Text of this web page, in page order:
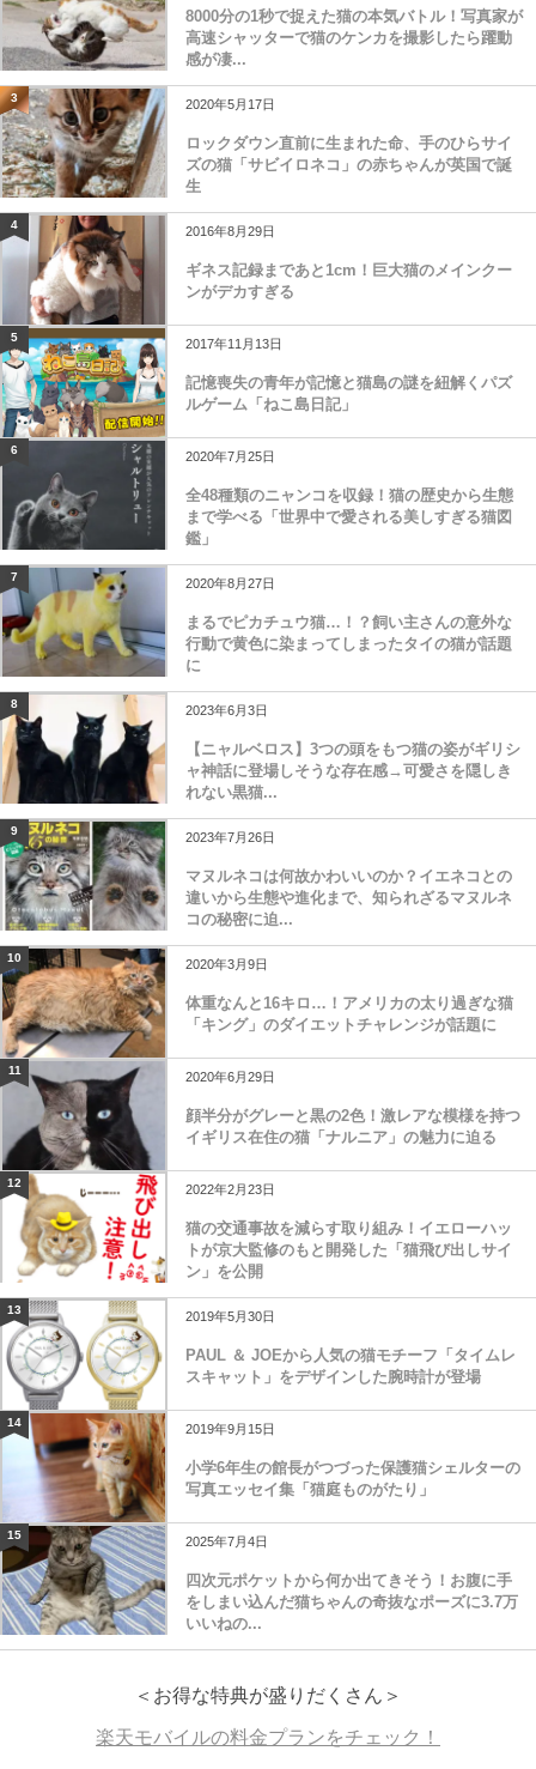
8000分の1秒で捉えた猫の本気バトル！写真家が
高速シャッターで猫のケンカを撮影したら躍動
感が凄...
3 2020年5月17日
ロックダウン直前に生まれた命、手のひらサイ
ズの猫「サビイロネコ」の赤ちゃんが英国で誕
生
4 2016年8月29日
ギネス記録まであと1cm！巨大猫のメインクー
ンがデカすぎる
5 2017年11月13日
記憶喪失の青年が記憶と猫島の謎を紐解くパズ
ルゲーム「ねこ島日記」
6 2020年7月25日
全48種類のニャンコを収録！猫の歴史から生態
まで学べる「世界中で愛される美しすぎる猫図
鑑」
7 2020年8月27日
まるでピカチュウ猫…！？飼い主さんの意外な
行動で黄色に染まってしまったタイの猫が話題
に
8 2023年6月3日
【ニャルベロス】3つの頭をもつ猫の姿がギリシ
ャ神話に登場しそうな存在感→可愛さを隠しき
れない黒猫...
9 2023年7月26日
マヌルネコは何故かわいいのか？イエネコとの
違いから生態や進化まで、知られざるマヌルネ
コの秘密に迫...
10 2020年3月9日
体重なんと16キロ…！アメリカの太り過ぎな猫
「キング」のダイエットチャレンジが話題に
11 2020年6月29日
顔半分がグレーと黒の2色！激レアな模様を持つ
イギリス在住の猫「ナルニア」の魅力に迫る
12 2022年2月23日
猫の交通事故を減らす取り組み！イエローハッ
トが京大監修のもと開発した「猫飛び出しサイ
ン」を公開
13 2019年5月30日
PAUL ＆ JOEから人気の猫モチーフ「タイムレ
スキャット」をデザインした腕時計が登場
14 2019年9月15日
小学6年生の館長がつづった保護猫シェルターの
写真エッセイ集「猫庭ものがたり」
15 2025年7月4日
四次元ポケットから何か出てきそう！お腹に手
をしまい込んだ猫ちゃんの奇抜なポーズに3.7万
いいねの...
＜お得な特典が盛りだくさん＞
楽天モバイルの料金プランをチェック！